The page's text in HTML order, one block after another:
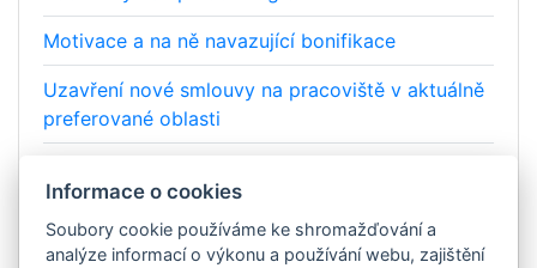
Motivace a na ně navazující bonifikace
Uzavření nové smlouvy na pracoviště v aktuálně
preferované oblasti
Zapojení poskytovatelů v programu
Informace o cookies
Soubory cookie používáme ke shromažďování a
analýze informací o výkonu a používání webu, zajištění